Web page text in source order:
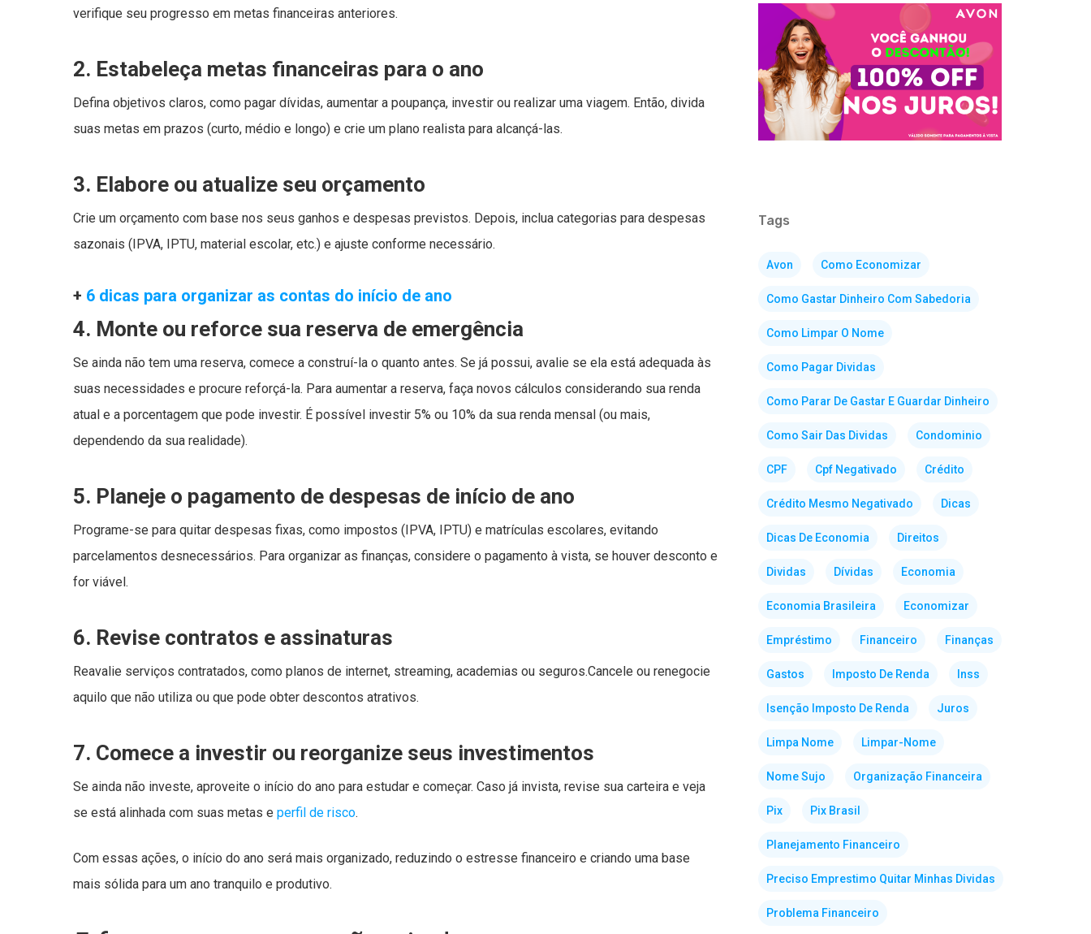
verifique seu progresso em metas financeiras anteriores.
2. Estabeleça metas financeiras para o ano
Defina objetivos claros, como pagar dívidas, aumentar a poupança, investir ou realizar uma viagem. Então, divida
suas metas em prazos (curto, médio e longo) e crie um plano realista para alcançá-las.
3. Elabore ou atualize seu orçamento
Crie um orçamento com base nos seus ganhos e despesas previstos. Depois, inclua categorias para despesas
sazonais (IPVA, IPTU, material escolar, etc.) e ajuste conforme necessário.
+ 6 dicas para organizar as contas do início de ano
4. Monte ou reforce sua reserva de emergência
Se ainda não tem uma reserva, comece a construí-la o quanto antes. Se já possui, avalie se ela está adequada às
suas necessidades e procure reforçá-la. Para aumentar a reserva, faça novos cálculos considerando sua renda
atual e a porcentagem que pode investir. É possível investir 5% ou 10% da sua renda mensal (ou mais,
dependendo da sua realidade).
5. Planeje o pagamento de despesas de início de ano
Programe-se para quitar despesas fixas, como impostos (IPVA, IPTU) e matrículas escolares, evitando
parcelamentos desnecessários. Para organizar as finanças, considere o pagamento à vista, se houver desconto e
for viável.
6. Revise contratos e assinaturas
Reavalie serviços contratados, como planos de internet, streaming, academias ou seguros.Cancele ou renegocie
aquilo que não utiliza ou que pode obter descontos atrativos.
7. Comece a investir ou reorganize seus investimentos
Se ainda não investe, aproveite o início do ano para estudar e começar. Caso já invista, revise sua carteira e veja
se está alinhada com suas metas e perfil de risco.
Com essas ações, o início do ano será mais organizado, reduzindo o estresse financeiro e criando uma base
mais sólida para um ano tranquilo e produtivo.
Tags
Avon Como Economizar
Como Gastar Dinheiro Com Sabedoria
Como Limpar O Nome
Como Pagar Dividas
Como Parar De Gastar E Guardar Dinheiro
Como Sair Das Dividas Condominio
CPF Cpf Negativado Crédito
Crédito Mesmo Negativado Dicas
Dicas De Economia Direitos
Dividas Dívidas Economia
Economia Brasileira Economizar
Empréstimo Financeiro Finanças
Gastos Imposto De Renda Inss
Isenção Imposto De Renda Juros
Limpa Nome Limpar-Nome
Nome Sujo Organização Financeira
Pix Pix Brasil
Planejamento Financeiro
Preciso Emprestimo Quitar Minhas Dividas
Problema Financeiro